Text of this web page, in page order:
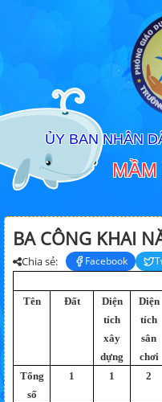
ỦY BAN NHÂN
BA CÔNG KHAI
Chia sẻ: Facebook
Tên Đất
Diện
tích
xây
dựng
Diện
tích
sân
chơi
Tổng
số
1 1 2